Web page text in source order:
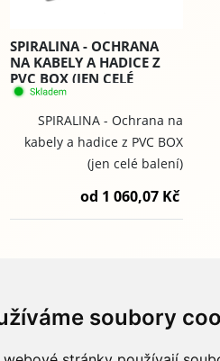
soubory
SPIRALINA - OCHRANA
NA KABELY A HADICE Z
PVC BOX (JEN CELÉ
BALENÍ)
SPIRALINA - Ochrana na
kabely a hadice z PVC BOX
(jen celé balení)
od 1 060,07 Kč
CZ s.r.o.